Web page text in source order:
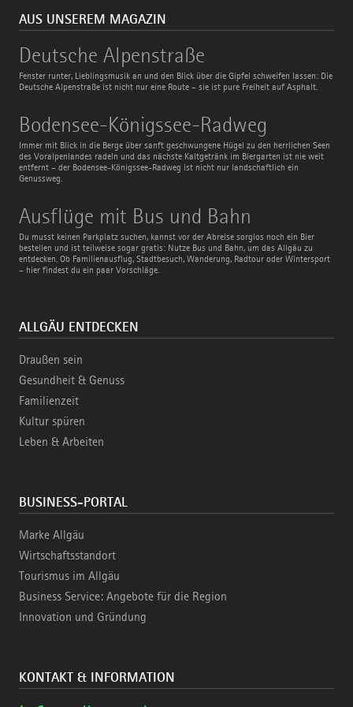
AUS UNSEREM MAGAZIN
Deutsche Alpenstraße
Fenster runter, Lieblingsmusik an und den Blick über die Gipfel schweifen lassen: Die
Deutsche Alpenstraße ist nicht nur eine Route – sie ist pure Freiheit auf Asphalt.
Deutsche
Alpenstraße
Bodensee-Königssee-Radweg
Immer mit Blick in die Berge über sanft geschwungene Hügel zu den herrlichen Seen
des Voralpenlandes radeln und das nächste Kaltgetränk im Biergarten ist nie weit
entfernt – der Bodensee-Königssee-Radweg ist nicht nur landschaftlich ein
Genussweg.
Bodensee-
Königssee-
Radweg
Ausflüge mit Bus und Bahn
Du musst keinen Parkplatz suchen, kannst vor der Abreise sorglos noch ein Bier
bestellen und ist teilweise sogar gratis: Nutze Bus und Bahn, um das Allgäu zu
entdecken. Ob Familienausflug, Stadtbesuch, Wanderung, Radtour oder Wintersport
– hier findest du ein paar Vorschläge.
Ausflüge
mit
Bus
und
Bahn
ALLGÄU ENTDECKEN
Draußen sein
Gesundheit & Genuss
Familienzeit
Kultur spüren
Leben & Arbeiten
BUSINESS-PORTAL
Marke Allgäu
Wirtschaftsstandort
Tourismus im Allgäu
Business Service: Angebote für die Region
Innovation und Gründung
KONTAKT & INFORMATION